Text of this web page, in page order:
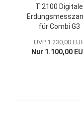
T 2100 Digitale
für Combi G3
UVP 1.230,00
Nur 1.100,00